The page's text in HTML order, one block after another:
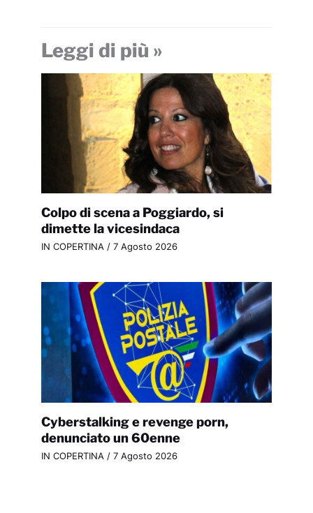
Leggi di più »
Colpo di scena a Poggiardo, si
dimette la vicesindaca
IN COPERTINA/ 7 Agosto 2026
Cyberstalking e revenge porn,
denunciato un 60enne
IN COPERTINA/ 7 Agosto 2026